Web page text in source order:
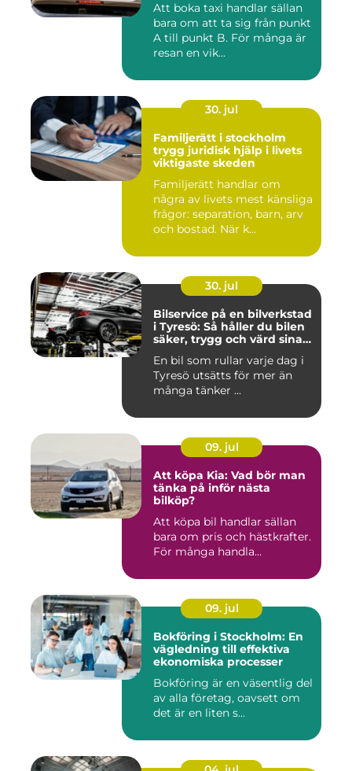
Att boka taxi handlar sällan
bara om att ta sig från punkt
A till punkt B. För många är
resan en vik...
30. jul
Familjerätt i stockholm
trygg juridisk hjälp i livets
viktigaste skeden
Familjerätt handlar om
några av livets mest känsliga
frågor: separation, barn, arv
och bostad. När k...
30. jul
Bilservice på en bilverkstad
i Tyresö: Så håller du bilen
säker, trygg och värd sina
En bil som rullar varje dag i
Tyresö utsätts för mer än
många tänker ...
09. jul
Att köpa Kia: Vad bör man
tänka på inför nästa
bilköp?
Att köpa bil handlar sällan
bara om pris och hästkrafter.
För många handla...
09. jul
Bokföring i Stockholm: En
vägledning till effektiva
ekonomiska processer
Bokföring är en väsentlig del
av alla företag, oavsett om
det är en liten s...